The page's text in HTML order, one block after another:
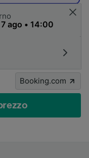
Booking.com